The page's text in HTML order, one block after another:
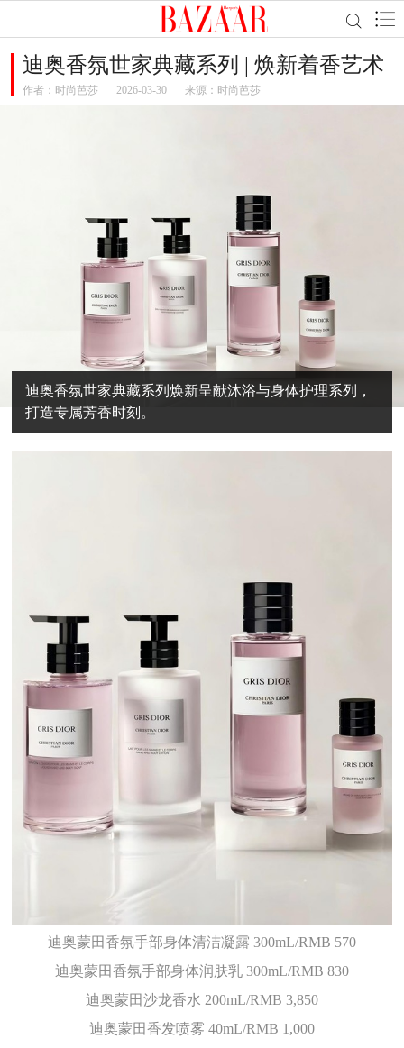
迪奥香氛世家典藏系列 | 焕新着香艺术
作者： 时尚芭莎 2026-03-30 来源：时尚芭莎
迪奥香氛世家典藏系列焕新呈献沐浴与身体护理系列，
打造专属芳香时刻。
迪奥蒙田香氛手部身体清洁凝露 300mL/RMB 570
迪奥蒙田香氛手部身体润肤乳 300mL/RMB 830
迪奥蒙田沙龙香水 200mL/RMB 3,850
迪奥蒙田香发喷雾 40mL/RMB 1,000